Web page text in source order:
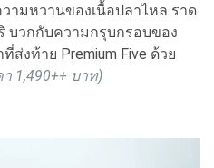
ามหวานของเนื้อปลาไหล ราด
บวกกับความกรุบกรอบของ
ส่งท้าย Premium Five ด้วย
1,490++ บาท)